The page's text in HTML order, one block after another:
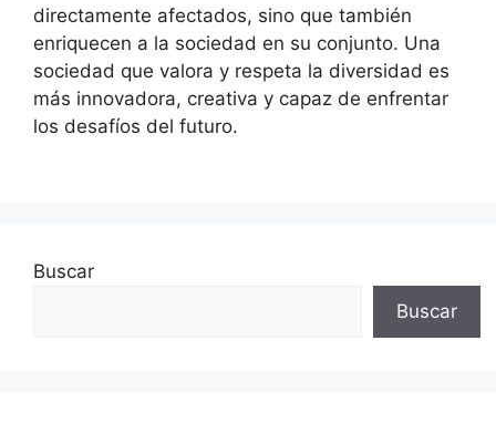
directamente afectados, sino que también
enriquecen a la sociedad en su conjunto. Una
sociedad que valora y respeta la diversidad es
más innovadora, creativa y capaz de enfrentar
los desafíos del futuro.
Buscar
Buscar